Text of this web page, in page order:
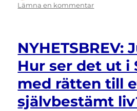
den
Lämna en kommentartill
–
inleder
för
att
NYHETSBREV:
Hur ser det ut i
med rätten till
självbestämt